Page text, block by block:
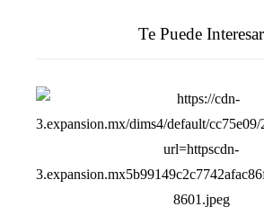
Te Puede Interesar